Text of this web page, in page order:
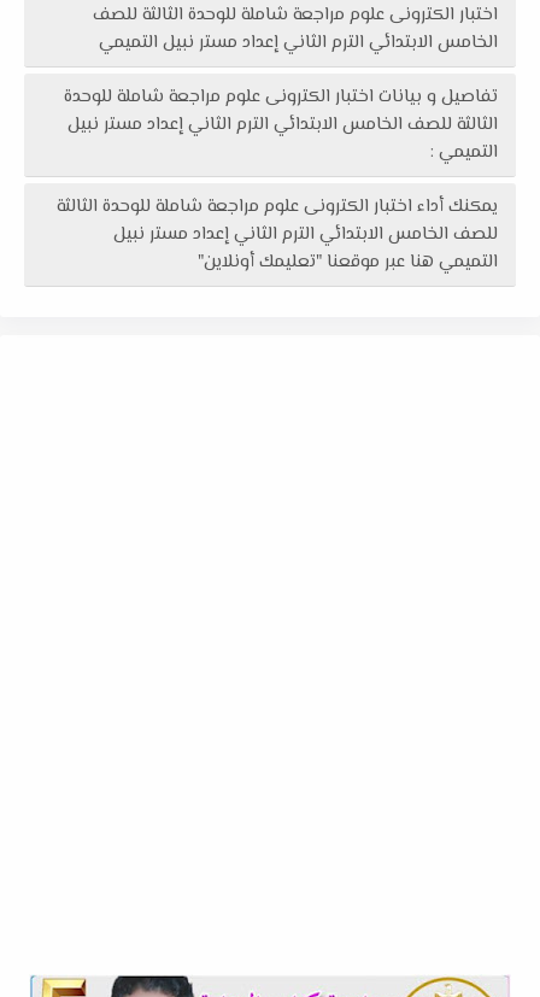
اختبار الكترونى علوم مراجعة شاملة للوحدة الثالثة للصف
الخامس الابتدائي الترم الثاني إعداد مستر نبيل التميمي
تفاصيل و بيانات اختبار الكترونى علوم مراجعة شاملة للوحدة
الثالثة للصف الخامس الابتدائي الترم الثاني إعداد مستر نبيل
التميمي :
يمكنك أداء اختبار الكترونى علوم مراجعة شاملة للوحدة الثالثة
للصف الخامس الابتدائي الترم الثاني إعداد مستر نبيل
التميمي هنا عبر موقعنا "تعليمك أونلاين"